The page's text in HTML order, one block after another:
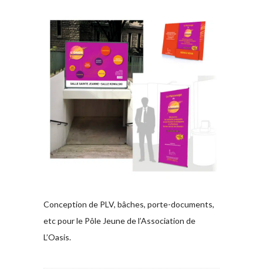
Conception de PLV, bâches, porte-documents,
etc pour le Pôle Jeune de l’Association de
L’Oasis.